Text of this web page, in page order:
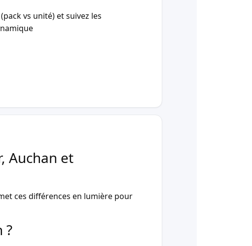
vs unité) et suivez les
Auchan et
ces différences en lumière pour
?